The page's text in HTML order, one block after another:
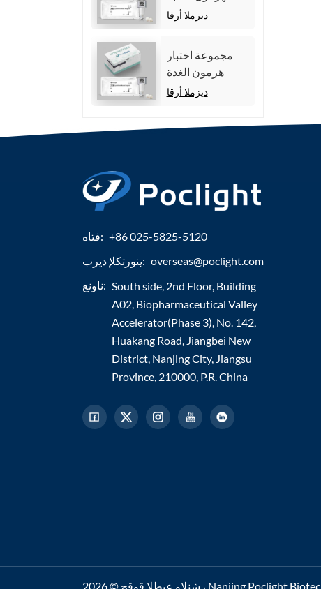
للجريب (FSH).ديزملا أرقا
مجموعة اختبار
هرمون الغدة
الدرقية الكلي
ديزملا أرقا
فتاه: +86 025-5825-5120
ينورتكلإ ديرب: overseas@poclight.com
ناونع: South side, 2nd Floor, Building
A02, Biopharmaceutical Valley
Accelerator(Phase 3), No. 142,
Huakang Road, Jiangbei New
District, Nanjing City, Jiangsu
Province, 210000, P.R. China